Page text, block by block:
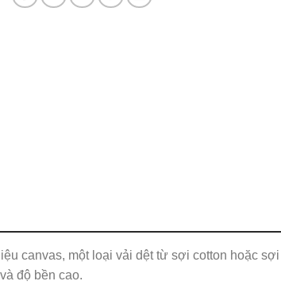
canvas, một loại vải dệt từ sợi cotton hoặc sợi
độ bền cao.